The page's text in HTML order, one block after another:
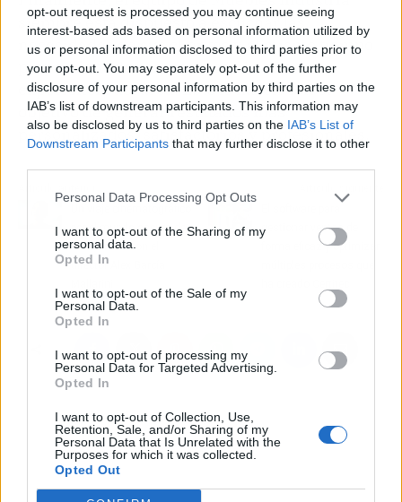
opt-out request is processed you may continue seeing
interest-based ads based on personal information utilized by
us or personal information disclosed to third parties prior to
your opt-out. You may separately opt-out of the further
disclosure of your personal information by third parties on the
IAB’s list of downstream participants. This information may
also be disclosed by us to third parties on the IAB’s List of
Downstream Participants that may further disclose it to other
Personal Data Processing Opt Outs
I want to opt-out of the Sharing of my
personal data.
Opted In
I want to opt-out of the Sale of my
Personal Data.
Opted In
I want to opt-out of processing my
Personal Data for Targeted Advertising.
Opted In
I want to opt-out of Collection, Use,
Retention, Sale, and/or Sharing of my
Personal Data that Is Unrelated with the
Purposes for which it was collected.
Opted Out
siempre está dispuesto a escuchar las
necesidades de sus clientes y al mismo tiempo
proporcionarles asesoría con base en su
experiencia del área. Esto lo hacen con el
objetivo de generar resultados más
personalizados, satisfactorios y profesionales.
por el mundo oscuro de
la medicina con el
director Alex García
gestionar ventas de
forma eficaz y optimizar